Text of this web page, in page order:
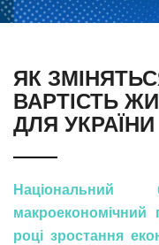
ЯК
ВАРТІСТЬ
ДЛЯ УКРАЇНИ
макроекономічний
році зростання